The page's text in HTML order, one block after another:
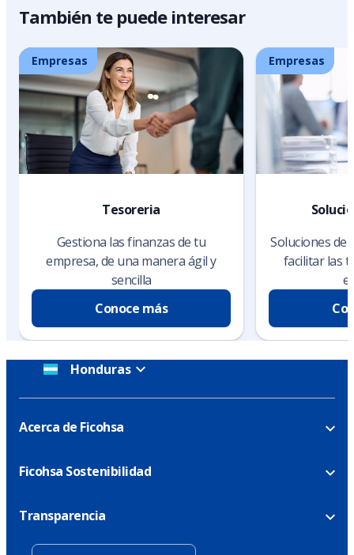
También te puede interesar
Empresas
Tesoreria
Gestiona las finanzas de tu
empresa, de una manera ágil y
sencilla
Conoce más
Empresas
Soluciones de
facilitar las
Honduras
Acerca de Ficohsa
Ficohsa Sostenibilidad
Transparencia